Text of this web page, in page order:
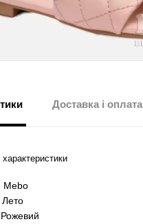
Доставка і оплата
Mebo
Лето
Рожевий